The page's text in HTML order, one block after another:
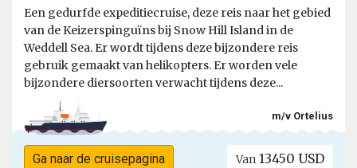
Een gedurfde expeditiecruise, deze reis naar het gebied
van de Keizerspinguïns bij Snow Hill Island in de
Weddell Sea. Er wordt tijdens deze bijzondere reis
gebruik gemaakt van helikopters. Er worden vele
bijzondere diersoorten verwacht tijdens deze...
m/v Ortelius
Ga naar de cruisepagina Van 13450 USD